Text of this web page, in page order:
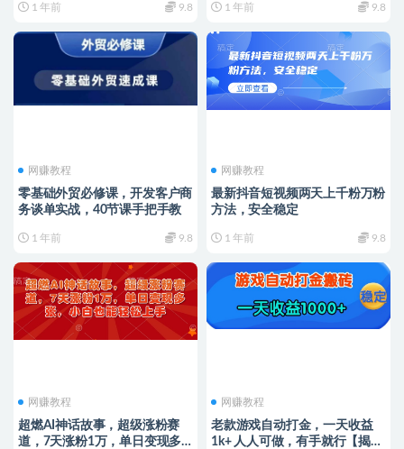
1 年前 9.8 1 年前 9.8
网赚教程
零基础外贸必修课，开发客户商
务谈单实战，40节课手把手教
1 年前 9.8
网赚教程
最新抖音短视频两天上千粉万粉
方法，安全稳定
1 年前 9.8
网赚教程
超燃AI神话故事，超级涨粉赛
道，7天涨粉1万，单日变现多
网赚教程
老款游戏自动打金，一天收益
1k+ 人人可做，有手就行【揭